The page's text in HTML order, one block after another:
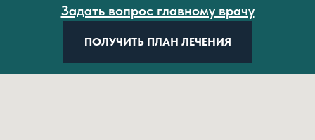
Задать вопрос главному врачу
ПОЛУЧИТЬ ПЛАН ЛЕЧЕНИЯ